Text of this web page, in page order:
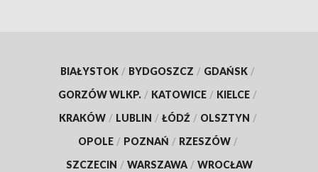
BIAŁYSTOK / BYDGOSZCZ / GDAŃSK /
GORZÓW WLKP. / KATOWICE / KIELCE /
KRAKÓW / LUBLIN / ŁÓDŹ / OLSZTYN /
OPOLE / POZNAŃ / RZESZÓW /
SZCZECIN / WARSZAWA / WROCŁAW